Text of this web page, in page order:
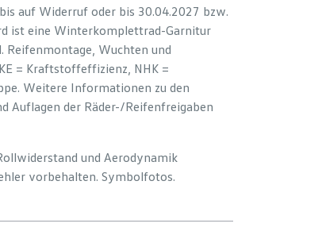
auf Widerruf oder bis 30.04.2027 bzw.
ist eine Winterkomplettrad-Garnitur
Wuchten und
= Kraftstoffeffizienz, NHK =
Weitere Informationen zu den
Auflagen der Räder-/Reifenfreigaben
und Aerodynamik
vorbehalten. Symbolfotos.